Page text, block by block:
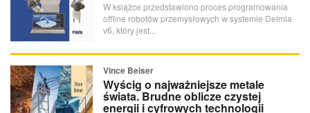
W książce przedstawiono proces programowania
offline robotów przemysłowych w systemie Delmia
v6, który jest...
Vince Beiser
Wyścig o najważniejsze metale
świata. Brudne oblicze czystej
energii i cyfrowych technologii